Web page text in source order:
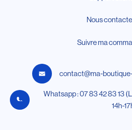
Nous
Suivre ma
contact@ma-
Whatsapp : 07 83 42 83 13
14h-